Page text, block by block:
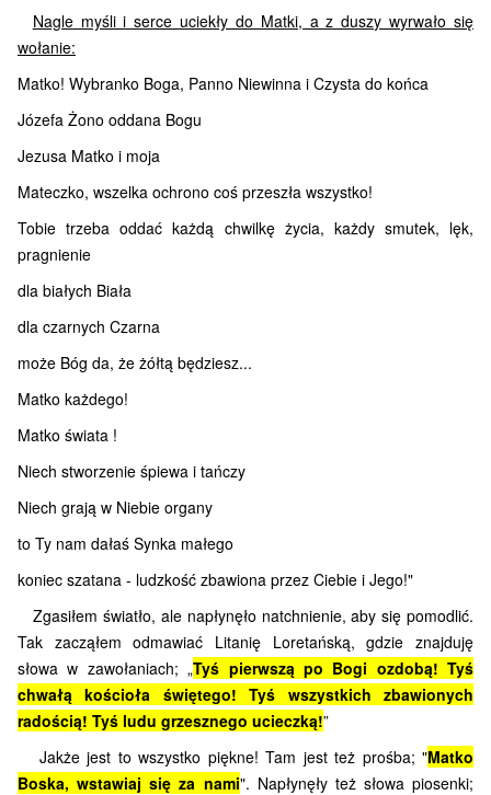
Nagle myśli i serce uciekły do Matki, a z duszy wyrwało się
wołanie:
Matko! Wybranko Boga, Panno Niewinna i Czysta do końca
Józefa Żono oddana Bogu
Jezusa Matko i moja
Mateczko, wszelka ochrono coś przeszła wszystko!
Tobie trzeba oddać każdą chwilkę życia, każdy smutek, lęk,
pragnienie
dla białych Biała
dla czarnych Czarna
może Bóg da, że żółtą będziesz...
Matko każdego!
Matko świata !
Niech stworzenie śpiewa i tańczy
Niech grają w Niebie organy
to Ty nam dałaś Synka małego
koniec szatana - ludzkość zbawiona przez Ciebie i Jego!"
Zgasiłem światło, ale napłynęło natchnienie, aby się pomodlić.
Tak zacząłem odmawiać Litanię Loretańską, gdzie znajduję
słowa w zawołaniach; „Tyś pierwszą po Bogi ozdobą! Tyś
chwałą kościoła świętego! Tyś wszystkich zbawionych
radością! Tyś ludu grzesznego ucieczką!”
Jakże jest to wszystko piękne! Tam jest też prośba; "Matko
Boska, wstawiaj się za nami". Napłynęły też słowa piosenki;